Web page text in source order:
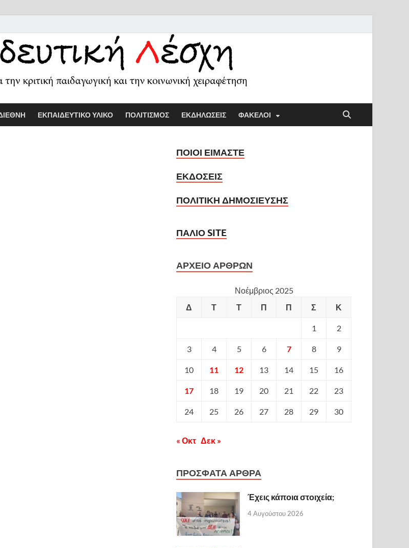
Εκπαιδευτική Λέσχη
ΕΚΠΑΙΔΕΥΤΙΚΟ ΥΛΙΚΟ ΠΟΛΙΤΙΣΜΟΣ ΕΚΔΗΛΩΣΕΙΣ ΦΑΚΕΛΟΙ
ΠΟΙΟΙ ΕΙΜΑΣΤΕ
ΕΚΔΟΣΕΙΣ
ΠΟΛΙΤΙΚΗ ΔΗΜΟΣΙΕΥΣΗΣ
ΠΑΛΙΟ SITE
ΑΡΧΕΙΟ ΑΡΘΡΩΝ
Νοέμβριος 2025
Δ
Τ Τ Π Π Σ Κ
1 2
3 4 5 6 7 8 9
10 11 12 13 14 15 16
17 18 19 20 21 22 23
24 25 26 27 28 29 30
« Οκτ Δεκ »
ΠΡΟΣΦΑΤΑ ΑΡΘΡΑ
Έχεις κάποια στοιχεία;
4 Αυγούστου 2026